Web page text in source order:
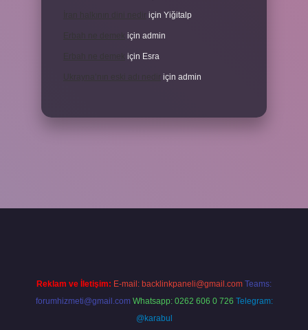
için Yiğitalp
için admin
için Esra
için admin
Reklam ve İletişim: E-mail: backlinkpaneli@gmail.com Teams:
forumhizmeti@gmail.com Whatsapp: 0262 606 0 726 Telegram:
@karabul